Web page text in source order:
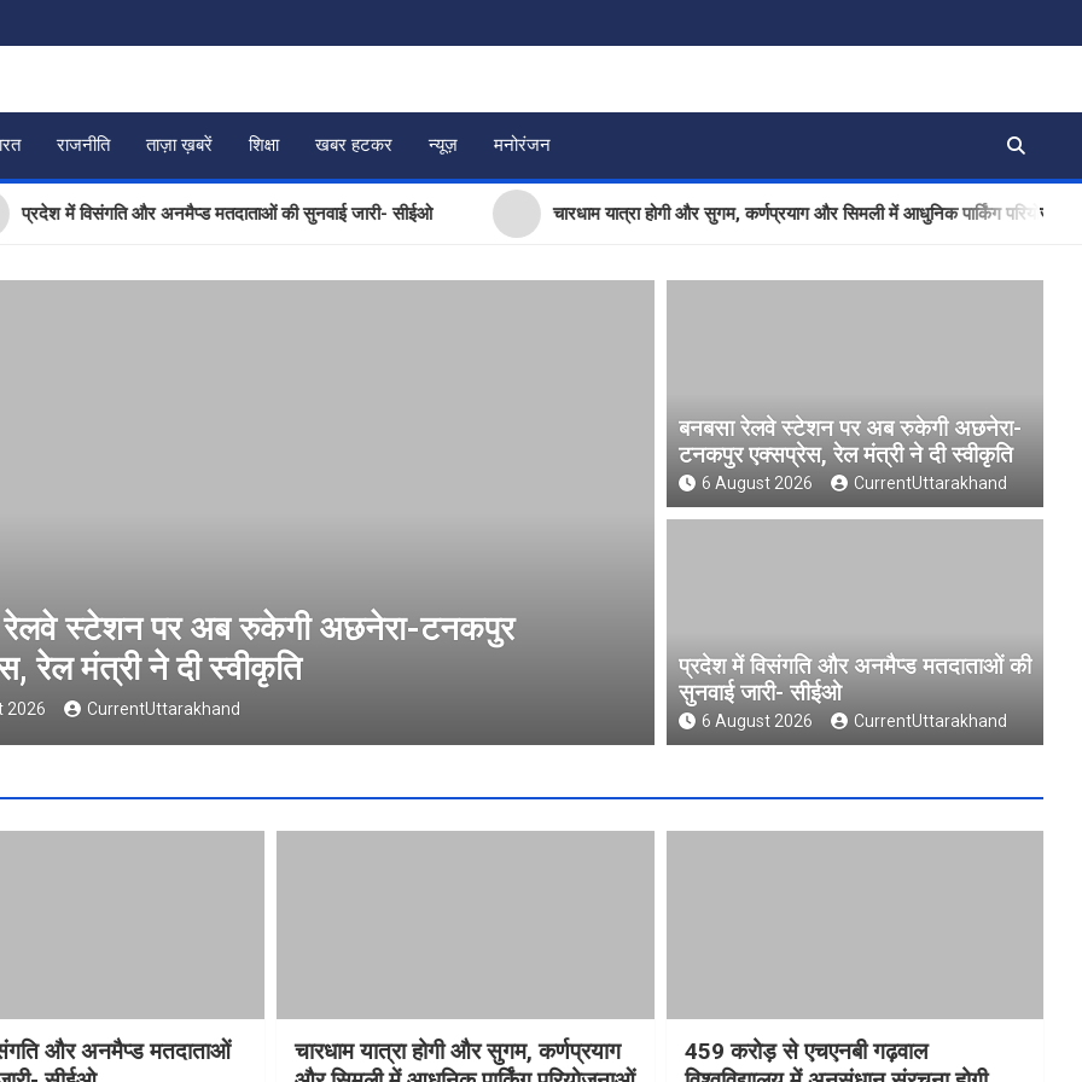
राजनीति ताज़ा ख़बरें शिक्षा खबर हटकर न्यूज़ मनोरंजन
में विसंगति और अनमैप्ड मतदाताओं की सुनवाई जारी- सीईओ चारधाम यात्रा होगी और सुगम, कर्णप्रयाग और सिमली में आधुनिक पार्किंग परियोजनाओं को
विसंगति और अनमैप्ड मतदाताओं की सुनवाई जारी-
2026 CurrentUttarakhand
आधुनिक पार्किंग परियोजनाओं को
6 August 2026
बनबसा रेलवे स्टेशन पर अब रुकेगी अछनेरा-
टनकपुर एक्सप्रेस, रेल मंत्री ने दी स्वीकृति
6 August 2026 CurrentUttarakhand
प्रदेश में विसंगति और अनमैप्ड मतदाताओं की
सुनवाई जारी- सीईओ
6 August 2026 CurrentUttarakhand
और अनमैप्ड मतदाताओं
चारधाम यात्रा होगी और सुगम, कर्णप्रयाग
459 करोड़ से एचएनबी गढ़वाल